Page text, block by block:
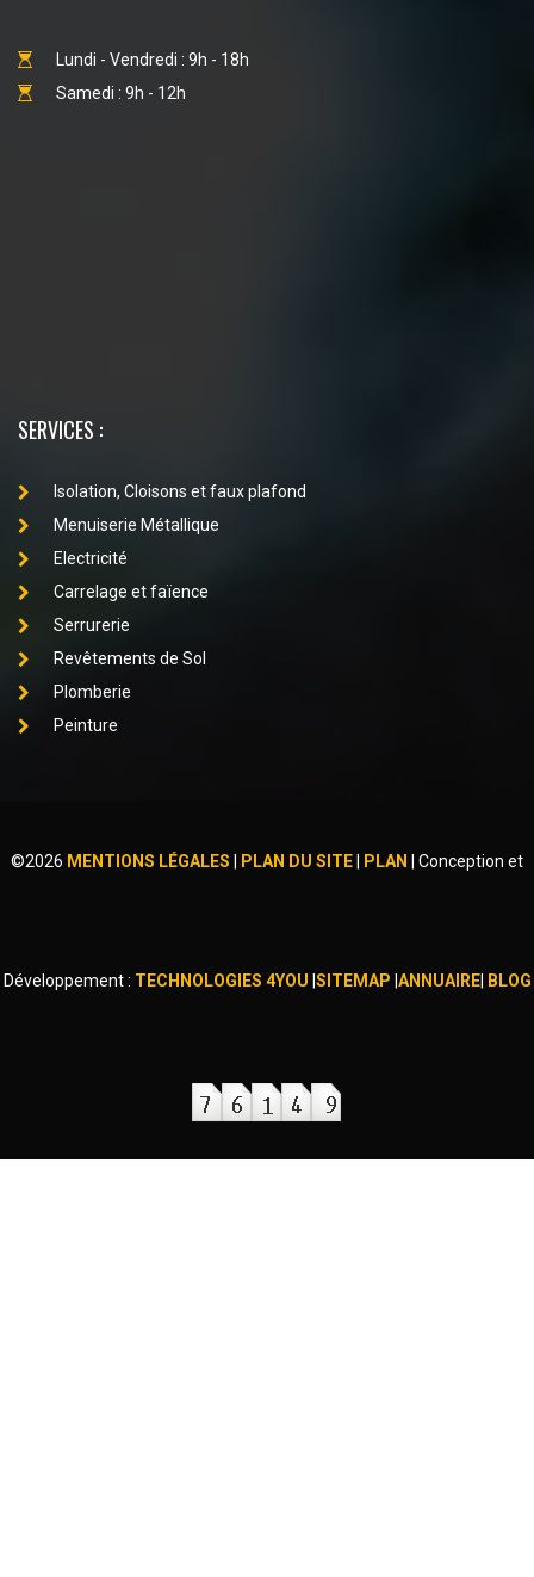
Lundi - Vendredi : 9h - 18h
Samedi : 9h - 12h
SERVICES :
Isolation, Cloisons et faux plafond
Menuiserie Métallique
Electricité
Carrelage et faïence
Serrurerie
Revêtements de Sol
Plomberie
Peinture
©2026 MENTIONS LÉGALES PLAN DU SITE PLAN Conception et
Développement : TECHNOLOGIES 4YOU SITEMAP ANNUAIRE| BLOG